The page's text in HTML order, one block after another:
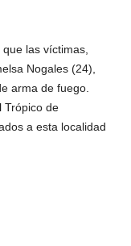
las víctimas,
Nogales (24),
arma de fuego.
Trópico de
a esta localidad